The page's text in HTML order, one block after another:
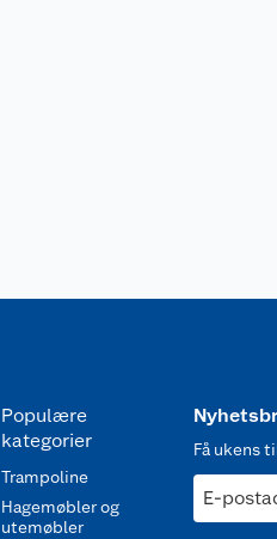
Populære
kategorier
Trampoline
Hagemøbler og
utemøbler
Få ukens
E-